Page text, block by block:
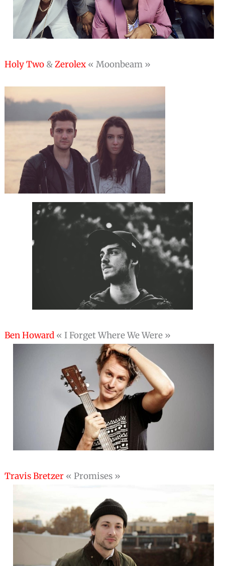
Holy Two &Zerolex « Moonbeam »
Ben Howard « I Forget Where We Were »
Travis Bretzer « Promises »